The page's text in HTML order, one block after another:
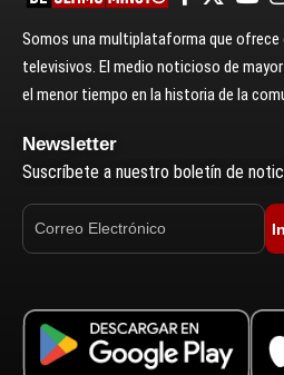
Somos una multiplataforma que
televisivos. El medio noticioso de
el menor tiempo en la historia de la
Newsletter
Suscríbete a nuestro boletín de